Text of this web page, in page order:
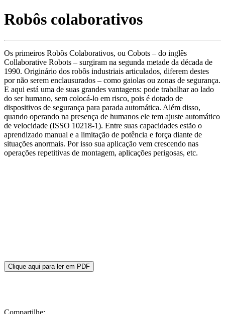
Robôs colaborativos
Os primeiros Robôs Colaborativos, ou Cobots – do inglês
Collaborative Robots – surgiram na segunda metade da década de
1990. Originário dos robôs industriais articulados, diferem destes
por não serem enclausurados – como gaiolas ou zonas de segurança.
E aqui está uma de suas grandes vantagens: pode trabalhar ao lado
do ser humano, sem colocá-lo em risco, pois é dotado de
dispositivos de segurança para parada automática. Além disso,
quando operando na presença de humanos ele tem ajuste automático
de velocidade (ISSO 10218-1). Entre suas capacidades estão o
aprendizado manual e a limitação de potência e força diante de
situações anormais. Por isso sua aplicação vem crescendo nas
operações repetitivas de montagem, aplicações perigosas, etc.
Clique aqui para ler em PDF
Compartilhe: